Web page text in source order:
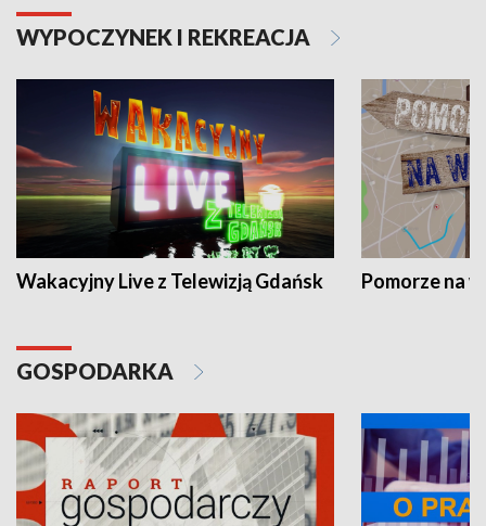
WYPOCZYNEK I REKREACJA
Wakacyjny Live z Telewizją Gdańsk Pomorze na
GOSPODARKA